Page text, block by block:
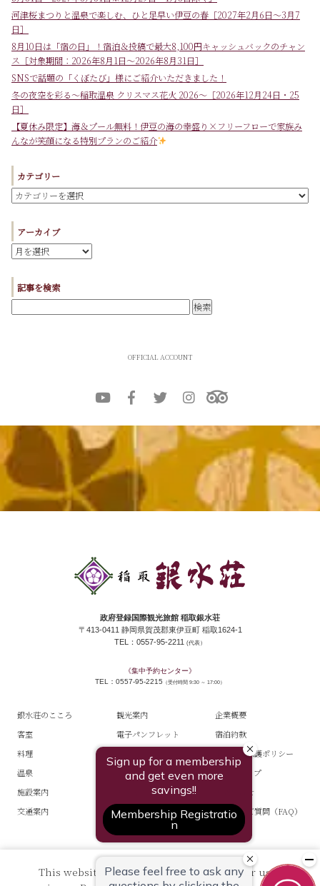
河津桜まつりと温泉で楽しむ、ひと足早い伊豆の春［2027年2月6日～3月7
日］
8月10日は「宿の日」！宿泊＆投稿で最大8,100円キャッシュバックのチャン
ス［対象期間：2026年8月1日～2026年8月31日］
SNSで話題の「くぼたび」様にご紹介いただきました！
冬の夜空を彩る～稲取温泉 クリスマス花火 2026～［2026年12月24日・25
日］
【夏休み限定】海＆プール無料！伊豆の海の幸盛り×フリーフローで家族み
んなが笑顔になる特別プランのご紹介
カテゴリー
アーカイブ
記事を検索
OFFICIAL ACCOUNT
政府登録国際観光旅館 稲取銀水荘
〒413-0411 静岡県賀茂郡東伊豆町 稲取1624-1
TEL：0557-95-2211 (代表）
《集中予約センター》
TEL：0557-95-2215 （受付時間 9:30 ～ 17:00）
銀水荘のこころ
客室
料理
温泉
施設案内
交通案内
観光案内
電子パンフレット
宿泊プラン一覧
お部屋からご予約
企業概要
宿泊約款
個人情報保護ポリシー
サイトマップ
お問い合せ
よくあるご質問（FAQ）
This website uses cookies to improve your user